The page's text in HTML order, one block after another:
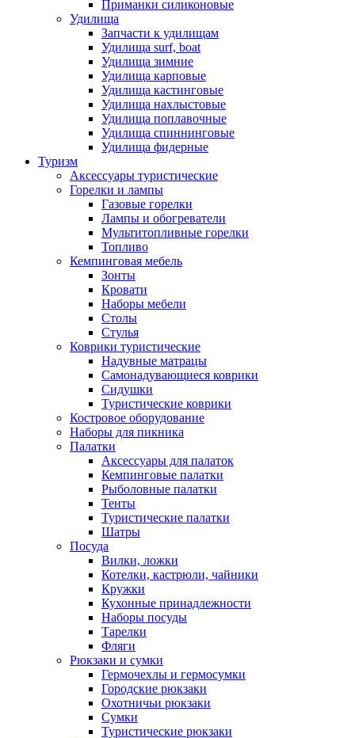
Приманки силиконовые
Удилища
Запчасти к удилищам
Удилища surf, boat
Удилища зимние
Удилища карповые
Удилища кастинговые
Удилища нахлыстовые
Удилища поплавочные
Удилища спиннинговые
Удилища фидерные
Туризм
Аксессуары туристические
Горелки и лампы
Газовые горелки
Лампы и обогреватели
Мультитопливные горелки
Топливо
Кемпинговая мебель
Зонты
Кровати
Наборы мебели
Столы
Стулья
Коврики туристические
Надувные матрацы
Самонадувающиеся коврики
Сидушки
Туристические коврики
Костровое оборудование
Наборы для пикника
Палатки
Аксессуары для палаток
Кемпинговые палатки
Рыболовные палатки
Тенты
Туристические палатки
Шатры
Посуда
Вилки, ложки
Котелки, кастрюли, чайники
Кружки
Кухонные принадлежности
Наборы посуды
Тарелки
Фляги
Рюкзаки и сумки
Гермочехлы и гермосумки
Городские рюкзаки
Охотничьи рюкзаки
Сумки
Туристические рюкзаки